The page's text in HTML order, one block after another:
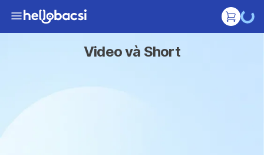
Video và Short